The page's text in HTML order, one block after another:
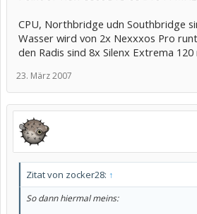
CPU, Northbridge udn Southbridge
Wasser wird von 2x Nexxxos Pro
den Radis sind 8x Silenx Extrema
23. März 2007
Zitat von zocker28: ↑
So dann hiermal meins: